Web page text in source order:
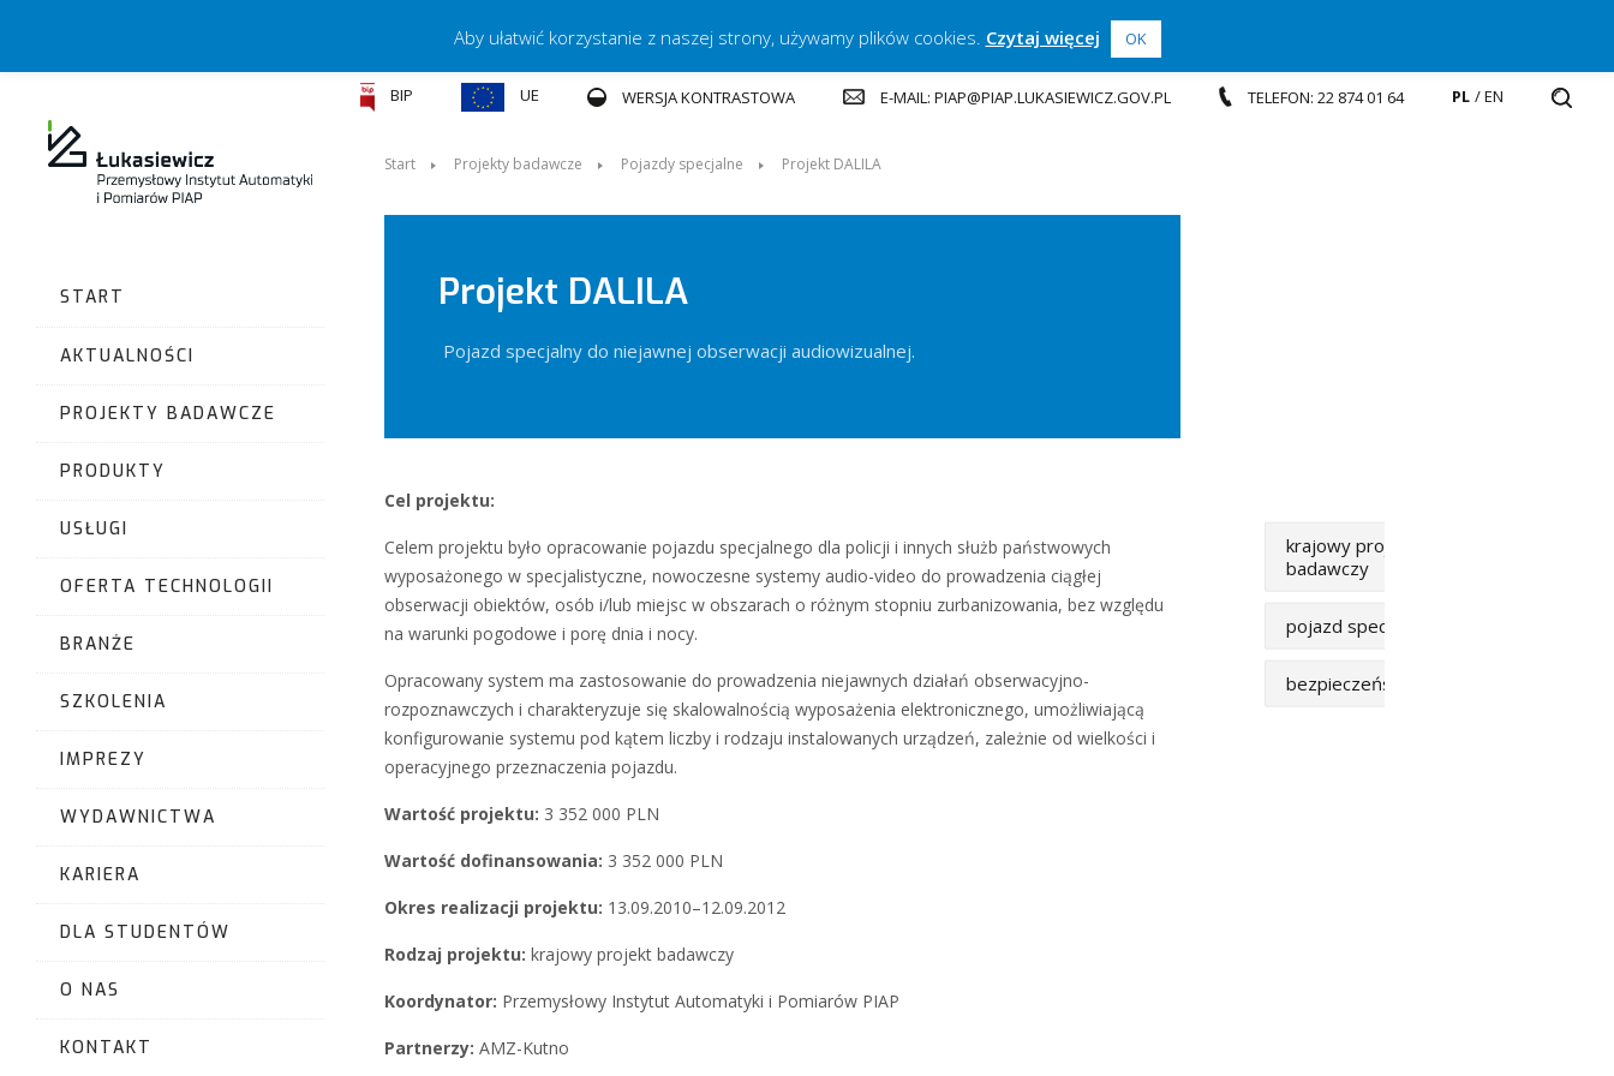
START
AKTUALNOŚCI
PROJEKTY BADAWCZE
PRODUKTY
USŁUGI
OFERTA TECHNOLOGII
BRANŻE
SZKOLENIA
IMPREZY
WYDAWNICTWA
KARIERA
DLA STUDENTÓW
O NAS
KONTAKT
BIP UE WERSJA KONTRASTOWA E-MAIL: PIAP@PIAP.LUKASIEWICZ.GOV.PL TELEFON: 22 874 01 64 PL EN
Start Projekty badawcze Pojazdy specjalne Projekt DALILA
Projekt DALILA
Pojazd specjalny do niejawnej obserwacji audiowizualnej.
Cel projektu:
Celem projektu było opracowanie pojazdu specjalnego dla policji i innych służb państwowych
wyposażonego w specjalistyczne, nowoczesne systemy audio-video do prowadzenia ciągłej
obserwacji obiektów, osób i/lub miejsc w obszarach o różnym stopniu zurbanizowania, bez względu
na warunki pogodowe i porę dnia i nocy.
Opracowany system ma zastosowanie do prowadzenia niejawnych działań obserwacyjno-
rozpoznawczych i charakteryzuje się skalowalnością wyposażenia elektronicznego, umożliwiającą
konfigurowanie systemu pod kątem liczby i rodzaju instalowanych urządzeń, zależnie od wielkości i
operacyjnego przeznaczenia pojazdu.
Wartość projektu: 3 352 000 PLN
Wartość dofinansowania: 3 352 000 PLN
Okres realizacji projektu: 13.09.2010–12.09.2012
Rodzaj projektu: krajowy projekt badawczy
Koordynator: Przemysłowy Instytut Automatyki i Pomiarów PIAP
Partnerzy: AMZ-Kutno
krajowy projekt
badawczy
pojazd specjalny
bezpieczeństwo
Aby ułatwić korzystanie z naszej strony, używamy plików cookies. Czytaj więcej OK